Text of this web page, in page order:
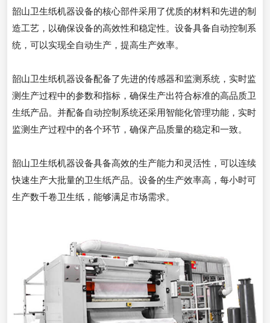
韶山卫生纸机器设备的核心部件采用了优质的材料和先进的制
造工艺，以确保设备的高效性和稳定性。设备具备自动控制系
统，可以实现全自动生产，提高生产效率。
韶山卫生纸机器设备配备了先进的传感器和监测系统，实时监
测生产过程中的参数和指标，确保生产出符合标准的高品质卫
生纸产品。并配备自动控制系统还采用智能化管理功能，实时
监测生产过程中的各个环节，确保产品质量的稳定和一致。
韶山卫生纸机器设备具备高效的生产能力和灵活性，可以连续
快速生产大批量的卫生纸产品。设备的生产效率高，每小时可
生产数千卷卫生纸，能够满足市场需求。